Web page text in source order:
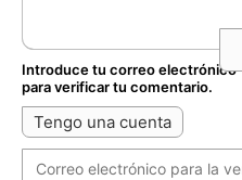
Introduce tu correo electrónico
para verificar tu comentario.
Tengo una cuenta